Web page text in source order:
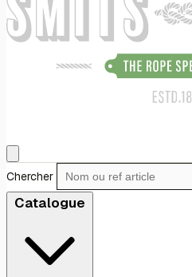
Chercher
Catalogue